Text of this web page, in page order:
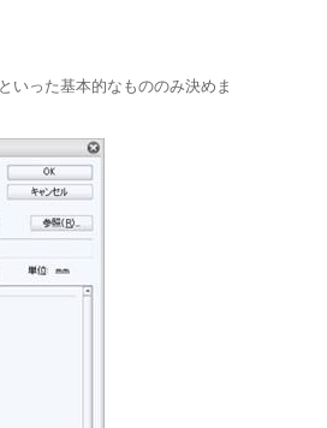
いった基本的なもののみ決めま